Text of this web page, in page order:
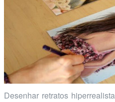
Desenhar retratos